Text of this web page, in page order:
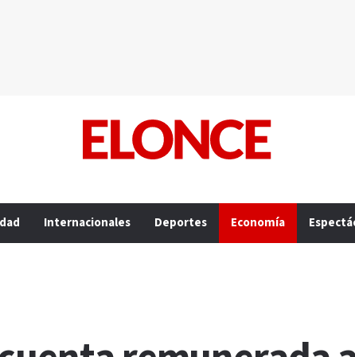
Internacionales Deportes Economía